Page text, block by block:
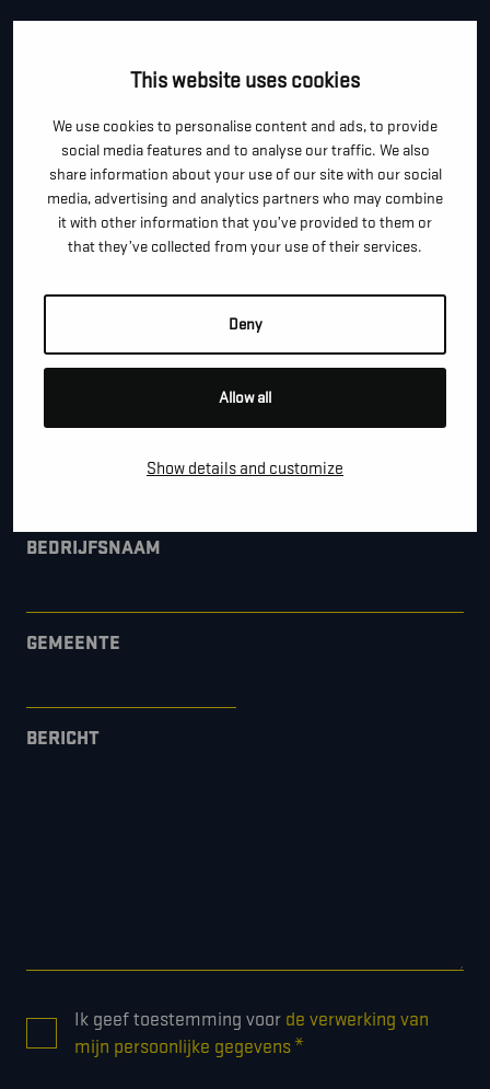
This website uses cookies
We use cookies to personalise content and ads, to provide
social media features and to analyse our traffic. We also
share information about your use of our site with our social
media, advertising and analytics partners who may combine
it with other information that you’ve provided to them or
that they’ve collected from your use of their services.
Deny
Allow all
Show details and customize
vragen, een afspraak te maken of gewoon om even
hallo te zeggen.
" geeft vereiste velden aan
VOOR- EN ACHTERNAAM *
TELEFOON / MOBIEL *
BEDRIJFSNAAM
GEMEENTE
BERICHT
* Ik geef toestemming voor de verwerking van
mijn persoonlijke gegevens*